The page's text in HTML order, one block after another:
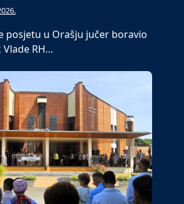
posjetu u Orašju jučer boravio
RH…